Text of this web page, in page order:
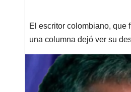
El escritor colombiano, que
una columna dejó ver su